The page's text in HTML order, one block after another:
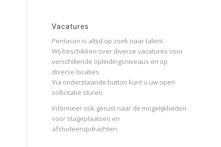
Vacatures
Pentacon is altijd op zoek naar talent.
Wij beschikken over diverse vacatures voor
verschillende opleidingsniveaus en op
diverse locaties.
Via onderstaande button kunt u uw open
sollicitatie sturen.
Informeer ook gerust naar de mogelijkheden
voor stageplaatsen en
afstudeeropdrachten.